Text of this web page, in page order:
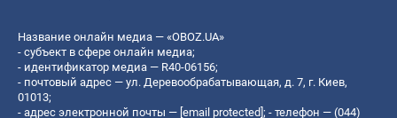
Название онлайн медиа — «OBOZ.UA»
- субъект в сфере онлайн медиа;
- идентификатор медиа — R40-06156;
- почтовый адрес — ул. Деревообрабатывающая, д. 7, г. Киев,
01013;
- адрес электронной почты — [email protected] ; - телефон — (044)